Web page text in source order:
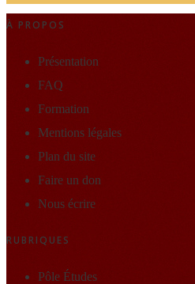
À PROPOS
Présentation
FAQ
Formation
Mentions légales
Plan du site
Faire un don
Nous écrire
RUBRIQUES
Pôle Études